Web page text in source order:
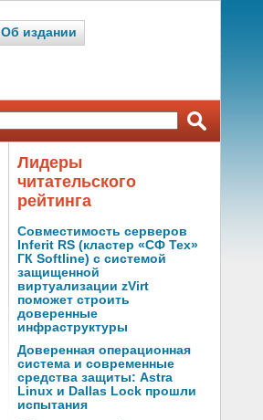
Об издании
Лидеры
читательского
рейтинга
Совместимость серверов
Inferit RS (кластер «СФ Тех»
ГК Softline) с системой
защищенной
виртуализации zVirt
поможет строить
доверенные
инфраструктуры
Доверенная операционная
система и современные
средства защиты: Astra
Linux и Dallas Lock прошли
испытания